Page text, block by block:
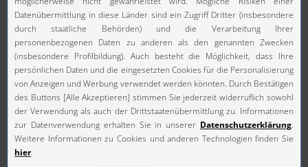
Anmelden
JETZT MITGLIED WERDEN
Antrag online ausfüllen
FÖRDERMITGLIEDER